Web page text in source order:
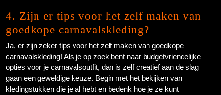
4. Zijn er tips voor het zelf maken van
goedkope carnavalskleding?
Ja, er zijn zeker tips voor het zelf maken van goedkope
carnavalskleding! Als je op zoek bent naar budgetvriendelijke
opties voor je carnavalsoutfit, dan is zelf creatief aan de slag
gaan een geweldige keuze. Begin met het bekijken van
kledingstukken die je al hebt en bedenk hoe je ze kunt